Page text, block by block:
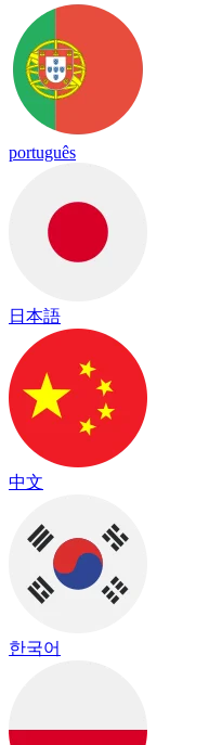
português
日本語
中文
한국어